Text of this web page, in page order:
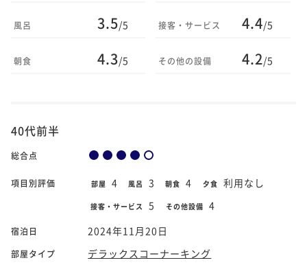
風呂 3.5/5
朝食 4.3/5
接客・サービス 4.4/5
その他の設備 4.2/5
40代前半
総合点
項目別評価 部屋 4 風呂 3 朝食 4 夕食 利用なし
接客・サービス 5 その他設備 4
宿泊日 2024年11月20日
部屋タイプ
デラックスコーナーキング